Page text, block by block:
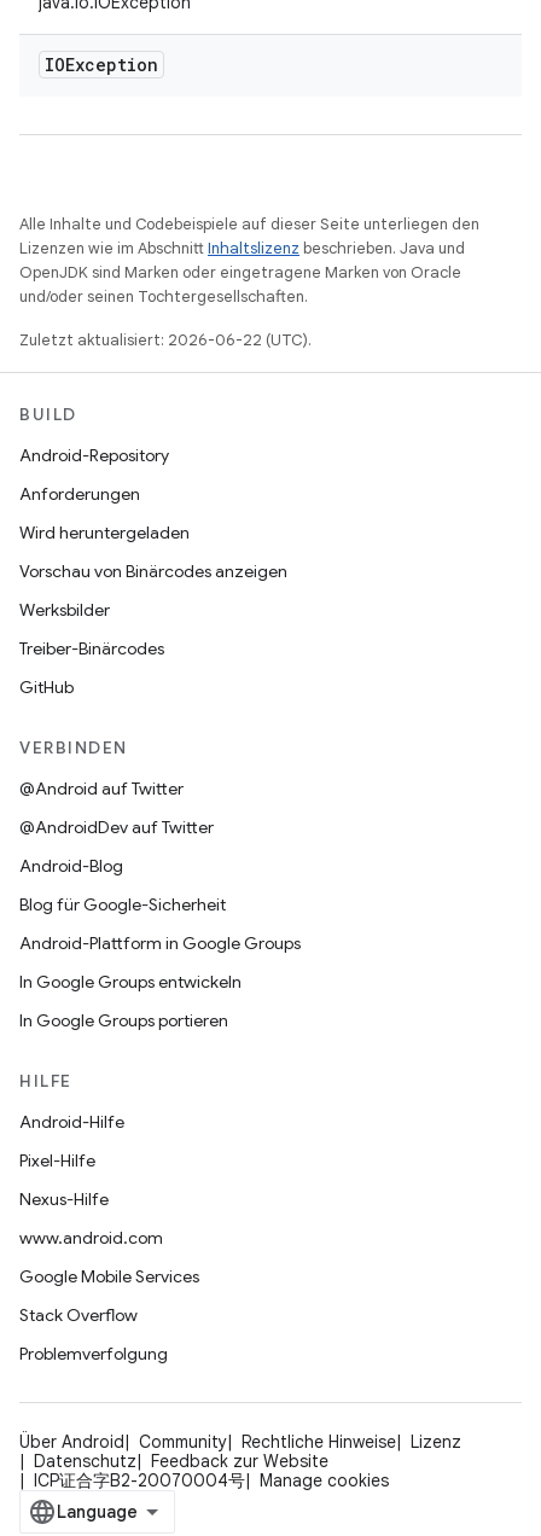
IOException
Alle Inhalte und Codebeispiele auf dieser Seite unterliegen den
Lizenzen wie im AbschnittInhaltslizenz beschrieben. Java und
OpenJDK sind Marken oder eingetragene Marken von Oracle
und/oder seinen Tochtergesellschaften.
Zuletzt aktualisiert: 2026-06-22 (UTC).
BUILD
Android-Repository
Anforderungen
Wird heruntergeladen
Vorschau von Binärcodes anzeigen
Werksbilder
Treiber-Binärcodes
GitHub
VERBINDEN
@Android auf Twitter
@AndroidDev auf Twitter
Android-Blog
Blog für Google-Sicherheit
Android-Plattform in Google Groups
In Google Groups entwickeln
In Google Groups portieren
HILFE
Android-Hilfe
Pixel-Hilfe
Nexus-Hilfe
www.android.com
Google Mobile Services
Stack Overflow
Problemverfolgung
Über Android Community Rechtliche Hinweise
Lizenz
Datenschutz
Feedback zur Website
ICP证合字B2-20070004号
Manage cookies